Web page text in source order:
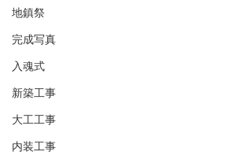
地鎮祭
完成写真
入魂式
新築工事
大工工事
内装工事